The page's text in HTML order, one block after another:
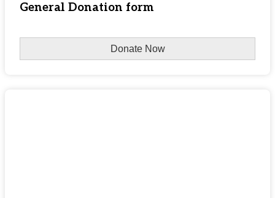
General Donation form
Donate Now